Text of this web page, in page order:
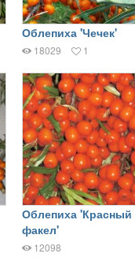
Облепиха 'Чечек'
18029 1
Облепиха 'Красный
факел'
12098